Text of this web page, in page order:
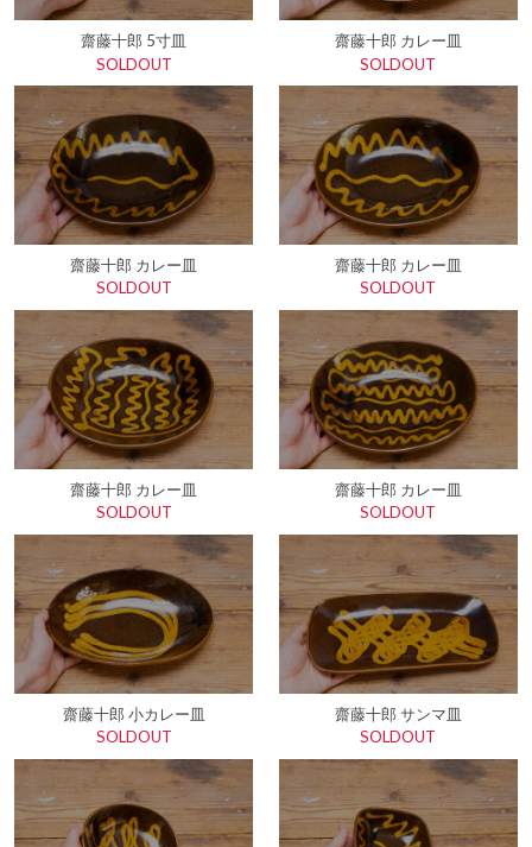
齋藤十郎 5寸皿
SOLDOUT
齋藤十郎 カレー皿
SOLDOUT
齋藤十郎 カレー皿
SOLDOUT
齋藤十郎 カレー皿
SOLDOUT
齋藤十郎 カレー皿
SOLDOUT
齋藤十郎 カレー皿
SOLDOUT
齋藤十郎 小カレー皿
SOLDOUT
齋藤十郎 サンマ皿
SOLDOUT